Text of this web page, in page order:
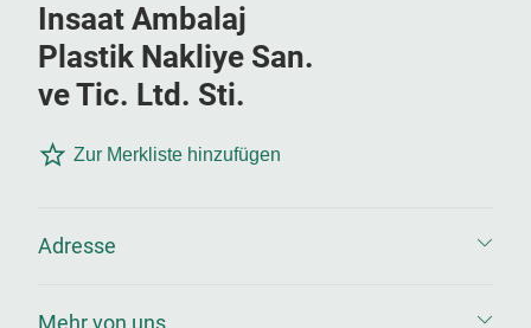
Insaat Ambalaj
Plastik Nakliye San.
ve Tic. Ltd. Sti.
Zur Merkliste hinzufügen
Adresse
Mehr von uns